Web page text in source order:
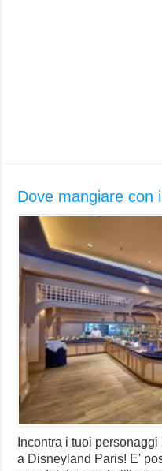
Dove mangiare con
Incontra i tuoi
a Disneyland Paris! E'